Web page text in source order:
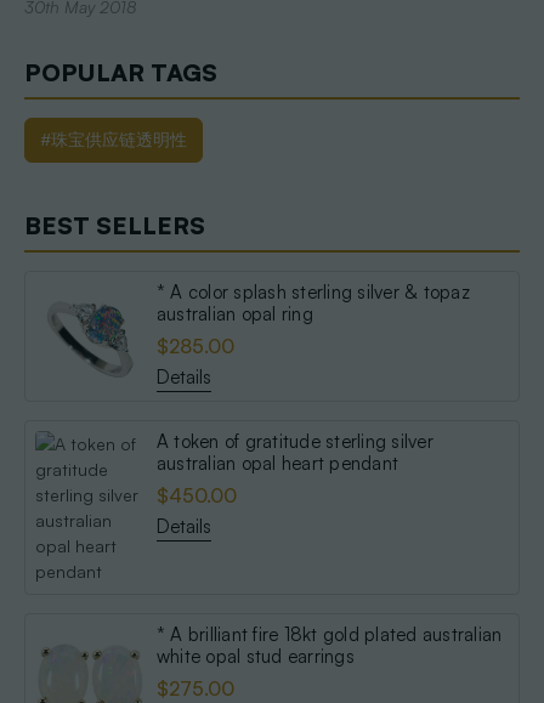
30th May 2018
POPULAR TAGS
#珠宝供应链透明性
BEST SELLERS
* A color splash sterling silver & topaz
australian opal ring
$285.00
Details
A token of gratitude sterling silver
australian opal heart pendant
$450.00
Details
* A brilliant fire 18kt gold plated australian
white opal stud earrings
$275.00